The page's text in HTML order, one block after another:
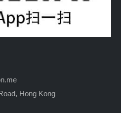
Hong Kong